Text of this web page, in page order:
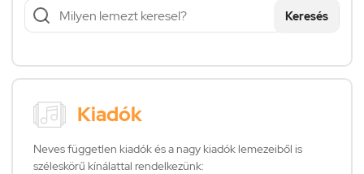
Keresés
Kiadók
Neves független kiadók és a nagy kiadók lemezeiből is
széleskörű kínálattal rendelkezünk: